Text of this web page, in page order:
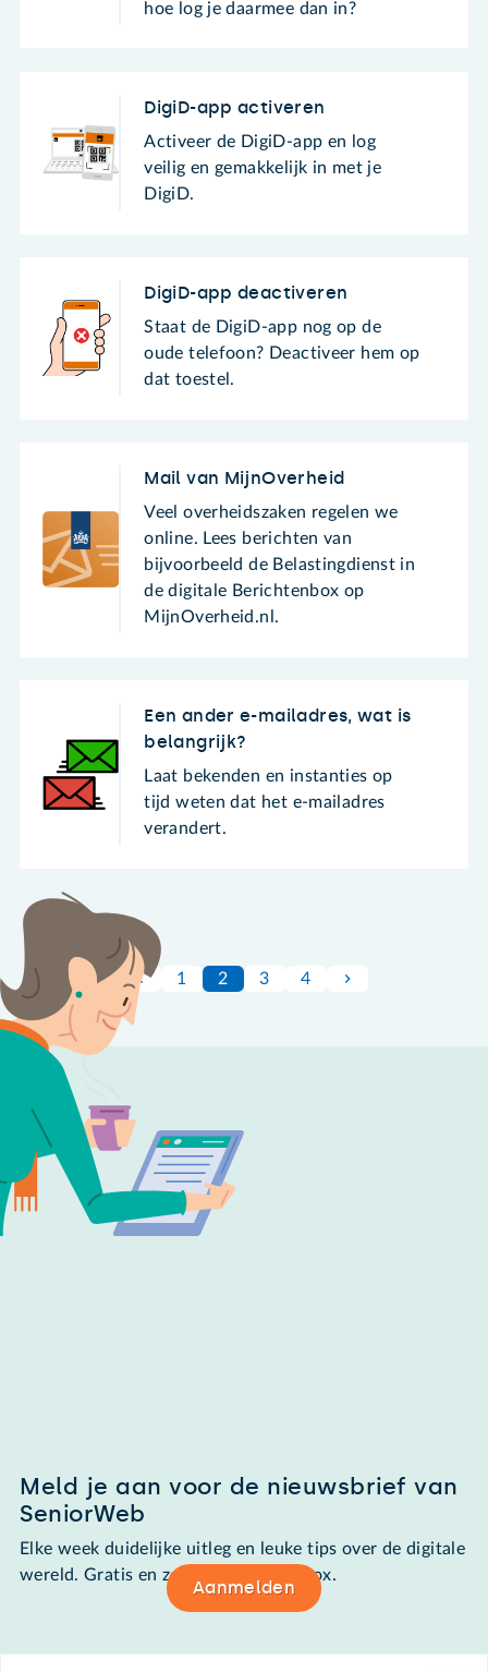
hoe log je daarmee dan in?
DigiD-app activeren
Activeer de DigiD-app en log
veilig en gemakkelijk in met je
DigiD.
DigiD-app deactiveren
Staat de DigiD-app nog op de
oude telefoon? Deactiveer hem op
dat toestel.
Mail van MijnOverheid
Veel overheidszaken regelen we
online. Lees berichten van
bijvoorbeeld de Belastingdienst in
de digitale Berichtenbox op
MijnOverheid.nl.
Een ander e-mailadres, wat is
belangrijk?
Laat bekenden en instanties op
tijd weten dat het e-mailadres
verandert.
1 2 3 4
Meld je aan voor de nieuwsbrief van
SeniorWeb
Elke week duidelijke uitleg en leuke tips over de digitale
wereld. Gratis en zomaar in de mailbox.
Aanmelden